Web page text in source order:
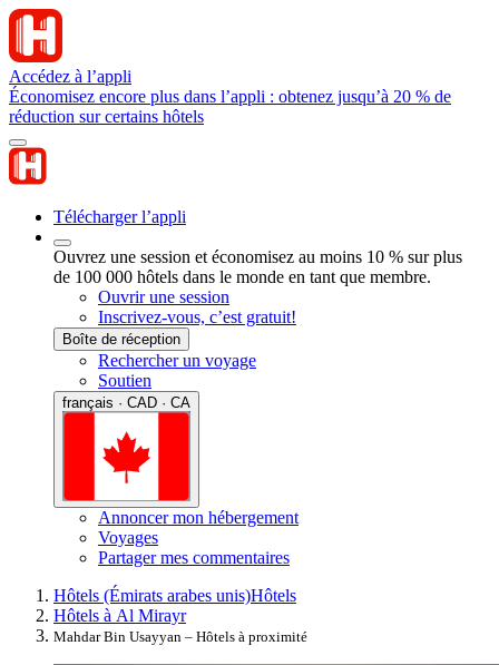
Accédez à l’appli
Économisez encore plus dans l’appli : obtenez jusqu’à 20 % de
réduction sur certains hôtels
Télécharger l’appli
Ouvrez une session et économisez au moins 10 % sur plus
de 100 000 hôtels dans le monde en tant que membre.
Ouvrir une session
Inscrivez-vous, c’est gratuit!
Boîte de réception
Rechercher un voyage
Soutien
français · CAD · CA
Annoncer mon hébergement
Voyages
Partager mes commentaires
Hôtels (Émirats arabes unis)Hôtels
Hôtels à Al Mirayr
Mahdar Bin Usayyan – Hôtels à proximité